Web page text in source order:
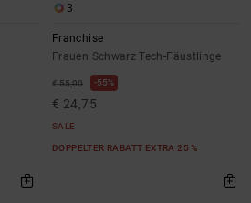
3
Franchise
Frauen Schwarz Tech-Fäustlinge
€ 55,00 55%
€ 24,75
SALE
DOPPELTER RABATT EXTRA 25 %